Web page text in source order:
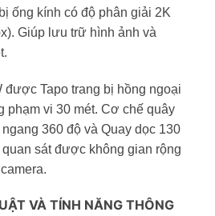
ống kính có độ phân giải 2K
Giúp lưu trữ hình ảnh và
được Tapo trang bị hồng ngoại
phạm vi 30 mét. Cơ chế quây
360 độ và Quay dọc 130
sát được không gian rộng
VÀ TÍNH NĂNG THÔNG